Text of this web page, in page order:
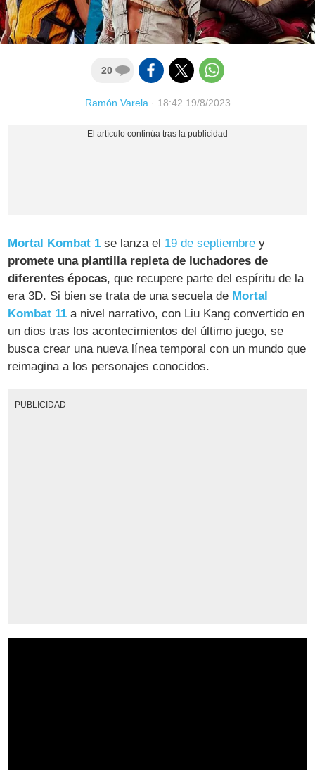
20
Ramón Varela· 18:42 19/8/2023
Mortal Kombat 1 se lanza el 19 de septiembre y
promete una plantilla repleta de luchadores de
diferentes épocas, que recupere parte del espíritu de la
era 3D. Si bien se trata de una secuela de Mortal
Kombat 11 a nivel narrativo, con Liu Kang convertido en
un dios tras los acontecimientos del último juego, se
busca crear una nueva línea temporal con un mundo que
reimagina a los personajes conocidos.
PUBLICIDAD